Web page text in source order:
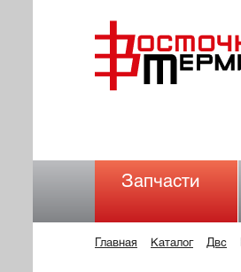
Запчасти
Главная Каталог Двс